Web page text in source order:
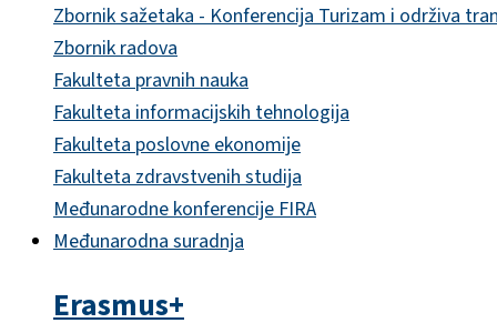
Zbornik sažetaka - Konferencija Turizam i održiva
Zbornik radova
Fakulteta pravnih nauka
Fakulteta informacijskih tehnologija
Fakulteta poslovne ekonomije
Fakulteta zdravstvenih studija
Međunarodne konferencije FIRA
Međunarodna suradnja
Erasmus+